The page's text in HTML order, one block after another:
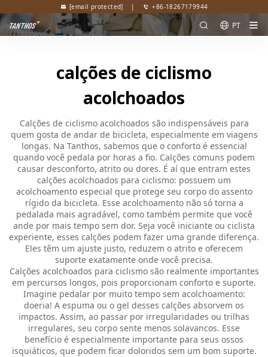
[email protected] | +86-18267179944
PT
calções de ciclismo
acolchoados
Calções de ciclismo acolchoados são indispensáveis para
quem gosta de andar de bicicleta, especialmente em viagens
longas. Na Tanthos, sabemos que o conforto é essencial
quando você pedala por horas a fio. Calções comuns podem
causar desconforto, atrito ou dores. É aí que entram estes
calções acolchoados para ciclismo: possuem um
acolchoamento especial que protege seu corpo do assento
rígido da bicicleta. Esse acolchoamento não só torna a
pedalada mais agradável, como também permite que você
ande por mais tempo sem dor. Seja você iniciante ou ciclista
experiente, esses calções podem fazer uma grande diferença.
Eles têm um ajuste justo, reduzem o atrito e oferecem
suporte exatamente onde você precisa.
Calções acolchoados para ciclismo são realmente importantes
em percursos longos, pois proporcionam conforto e suporte.
Imagine pedalar por muito tempo sem acolchoamento:
doeria! A espuma ou o gel desses calções absorvem os
impactos. Assim, ao passar por irregularidades ou trilhas
irregulares, seu corpo sente menos solavancos. Esse
benefício é especialmente importante para seus ossos
isquiáticos, que podem ficar doloridos sem um bom suporte.